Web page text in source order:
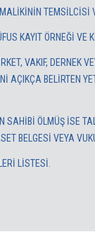
TEMSİLCİSİ
KAYIT ÖRNEĞİ VE
VAKIF, DERNEK
AÇIKÇA BELİRTEN
SAHİBİ ÖLMÜŞ İSE
BELGESİ VEYA
LİSTESİ.